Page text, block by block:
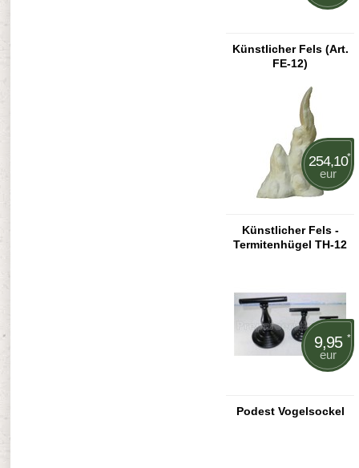
Künstlicher Fels (Art.
FE-12)
254,10*
eur
Künstlicher Fels -
Termitenhügel TH-12
9,95 *
eur
Podest Vogelsockel